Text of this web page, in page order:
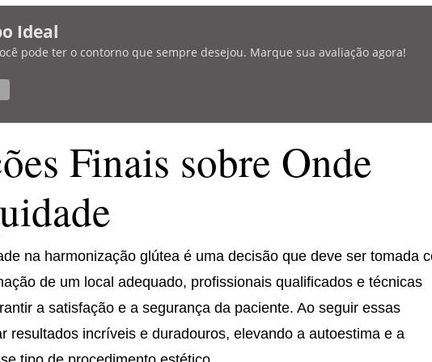
Ideal
pode ter o contorno que sempre desejou. Marque sua avaliação agora!
Finais sobre Onde
na harmonização glútea é uma decisão que deve ser tomada
de um local adequado, profissionais qualificados e técnicas
a satisfação e a segurança da paciente. Ao seguir essas
resultados incríveis e duradouros, elevando a autoestima e a